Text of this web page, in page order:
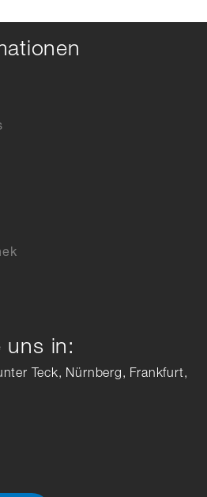
uns in:
Teck, Nürnberg, Frankfurt,